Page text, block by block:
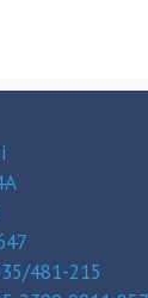
481-215